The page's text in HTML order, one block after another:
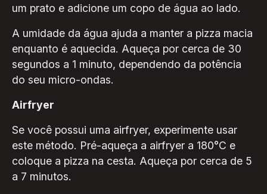
um prato e adicione um copo de água ao lado.
A umidade da água ajuda a manter a pizza macia
enquanto é aquecida. Aqueça por cerca de 30
segundos a 1 minuto, dependendo da potência
do seu micro-ondas.
Airfryer
Se você possui uma airfryer, experimente usar
este método. Pré-aqueça a airfryer a 180°C e
coloque a pizza na cesta. Aqueça por cerca de 5
a 7 minutos.